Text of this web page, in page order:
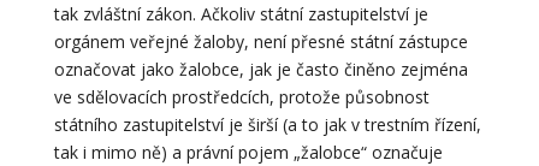
tak zvláštní zákon. Ačkoliv státní zastupitelství je
orgánem veřejné žaloby, není přesné státní zástupce
označovat jako žalobce, jak je často činěno zejména
ve sdělovacích prostředcích, protože působnost
státního zastupitelství je širší (a to jak v trestním řízení,
tak i mimo ně) a právní pojem „žalobce“ označuje